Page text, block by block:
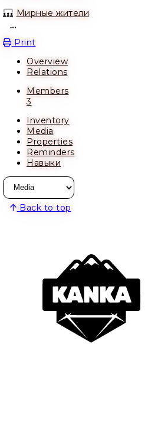
Мирные жители
Print
Overview
Relations
Members
3
Inventory
Media
Properties
Reminders
Навыки
Back to top